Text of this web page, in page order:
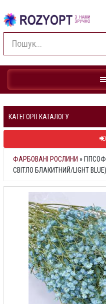
КАТЕГОРІЇ КАТАЛОГУ
ФАРБОВАНІ РОСЛИНИ »
СВІТЛО БЛАКИТНИЙ/LIGHT BLUE)